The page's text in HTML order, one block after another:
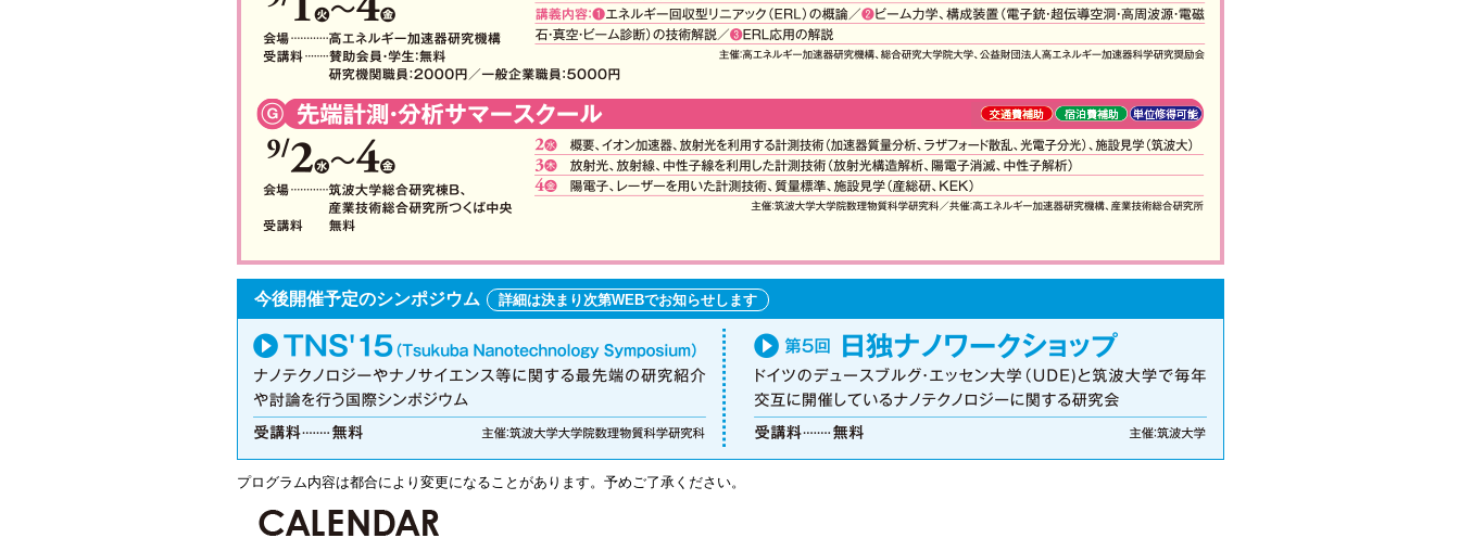
今後開催予定のシンポジウム 詳細は決まり次第WEBでお知らせします
プログラム内容は都合により変更になることがあります。予めご了承ください。